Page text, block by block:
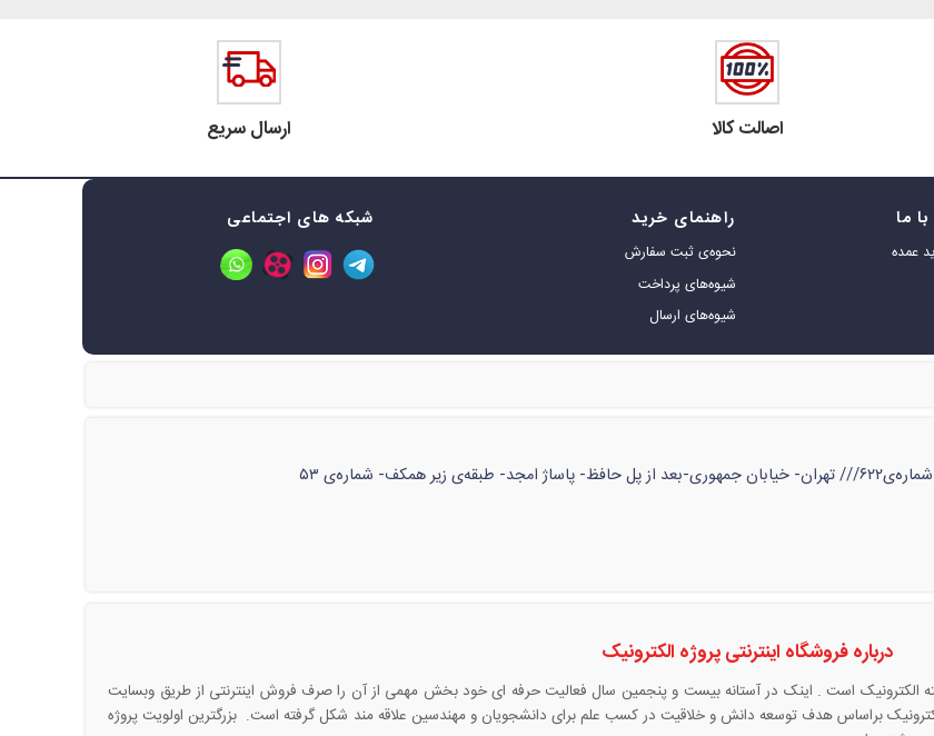
اصالت کالا ارسال سریع
ما
عمده
راهنمای خرید
نحوه‌ی ثبت سفارش
شیوه‌های پرداخت
شیوه‌های ارسال
شبکه های اجتماعی
شماره‌ی ۵۳
درباره فروشگاه اینترنتی پروژه الکترونیک
الکترونیک است . اینک در آستانه بیست و پنجمین سال فعالیت حرفه ای خود بخش مهمی از آن را صرف فروش اینترنتی از طریق وبسایت
براساس هدف توسعه دانش و خلاقیت در کسب علم برای دانشجویان و مهندسین علاقه مند شکل گرفته است. بزرگترین اولویت پروژه